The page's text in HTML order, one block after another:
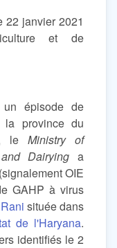
22 janvier 2021
et de
épisode de
province du
le Ministry of
Dairying a
OIE
GAHP à virus
située dans
de l'Haryana.
identifiés le 2